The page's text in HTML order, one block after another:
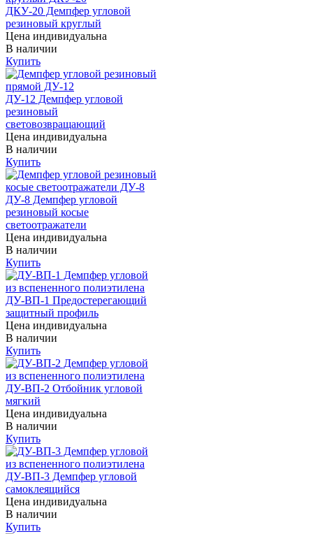
ДКУ-20 Демпфер угловой
резиновый круглый
Цена индивидуальна
В наличии
Купить
ДУ-12 Демпфер угловой
резиновый
световозвращающий
Цена индивидуальна
В наличии
Купить
ДУ-8 Демпфер угловой
резиновый косые
светоотражатели
Цена индивидуальна
В наличии
Купить
ДУ-ВП-1 Предостерегающий
защитный профиль
Цена индивидуальна
В наличии
Купить
ДУ-ВП-2 Отбойник угловой
мягкий
Цена индивидуальна
В наличии
Купить
ДУ-ВП-3 Демпфер угловой
самоклеящийся
Цена индивидуальна
В наличии
Купить